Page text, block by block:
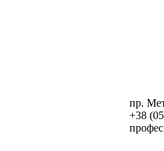
пр.
+38